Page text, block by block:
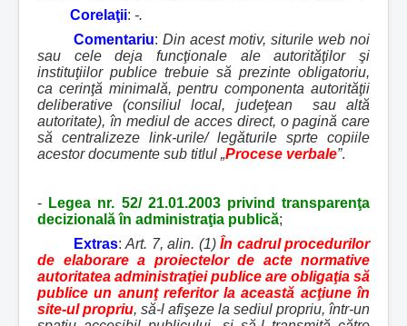
Corelaţii: -.
Comentariu: Din acest motiv, siturile web noi
sau cele deja funcţionale ale autorităţilor şi
instituţiilor publice trebuie să prezinte obligatoriu,
ca cerinţă minimală, pentru componenta autorităţii
deliberative (consiliul local, judeţean sau altă
autoritate), în mediul de acces direct, o pagină care
să centralizeze link-urile/ legăturile sprte copiile
acestor documente sub titlul „Procese verbale”.
- Legea nr. 52/ 21.01.2003 privind transparenţa
decizională în administraţia publică;
Extras:Art. 7, alin. (1)În cadrul procedurilor
de elaborare a proiectelor de acte normative
autoritatea administraţiei publice are obligaţia să
publice un anunţ referitor la această acţiune în
site-ul propriu, să-l afişeze la sediul propriu, într-un